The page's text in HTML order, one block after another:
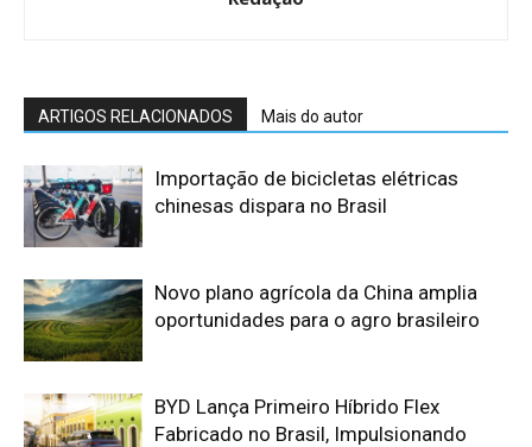
ARTIGOS RELACIONADOS Mais do autor
Importação de bicicletas elétricas
chinesas dispara no Brasil
Novo plano agrícola da China amplia
oportunidades para o agro brasileiro
BYD Lança Primeiro Híbrido Flex
Fabricado no Brasil, Impulsionando